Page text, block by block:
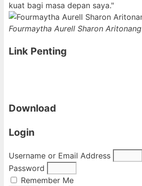
kuat bagi masa depan saya."
Fourmaytha Aurell Sharon Aritonang
Link Penting
Download
Login
Username or Email Address
Password
Remember Me